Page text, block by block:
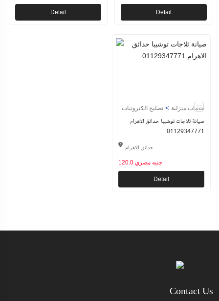
Detail Detail
خدمات منزلية > تصليح الكترونيات
صيانة ثلاجات توشيبا حدائق الاهرام
01129347771
حدائق الاهرام
120.0 جنيه مصري
Detail
Contact Us